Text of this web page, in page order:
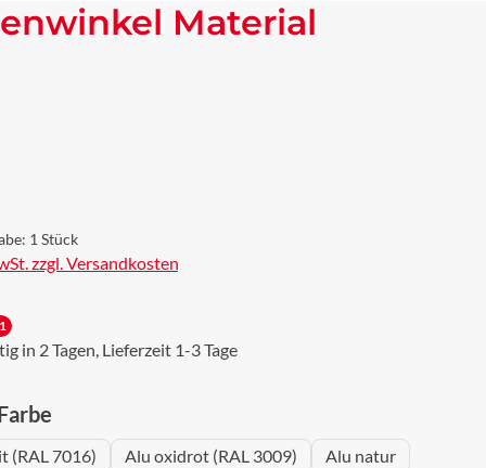
Material
1 Stück
zzgl. Versandkosten
in 2 Tagen, Lieferzeit 1-3 Tage
auswählen
(RAL 7016) Alu oxidrot (RAL 3009)
Alu natur